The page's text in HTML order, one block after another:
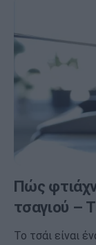
Πώς
τσαγιού –
Το τσάι είναι